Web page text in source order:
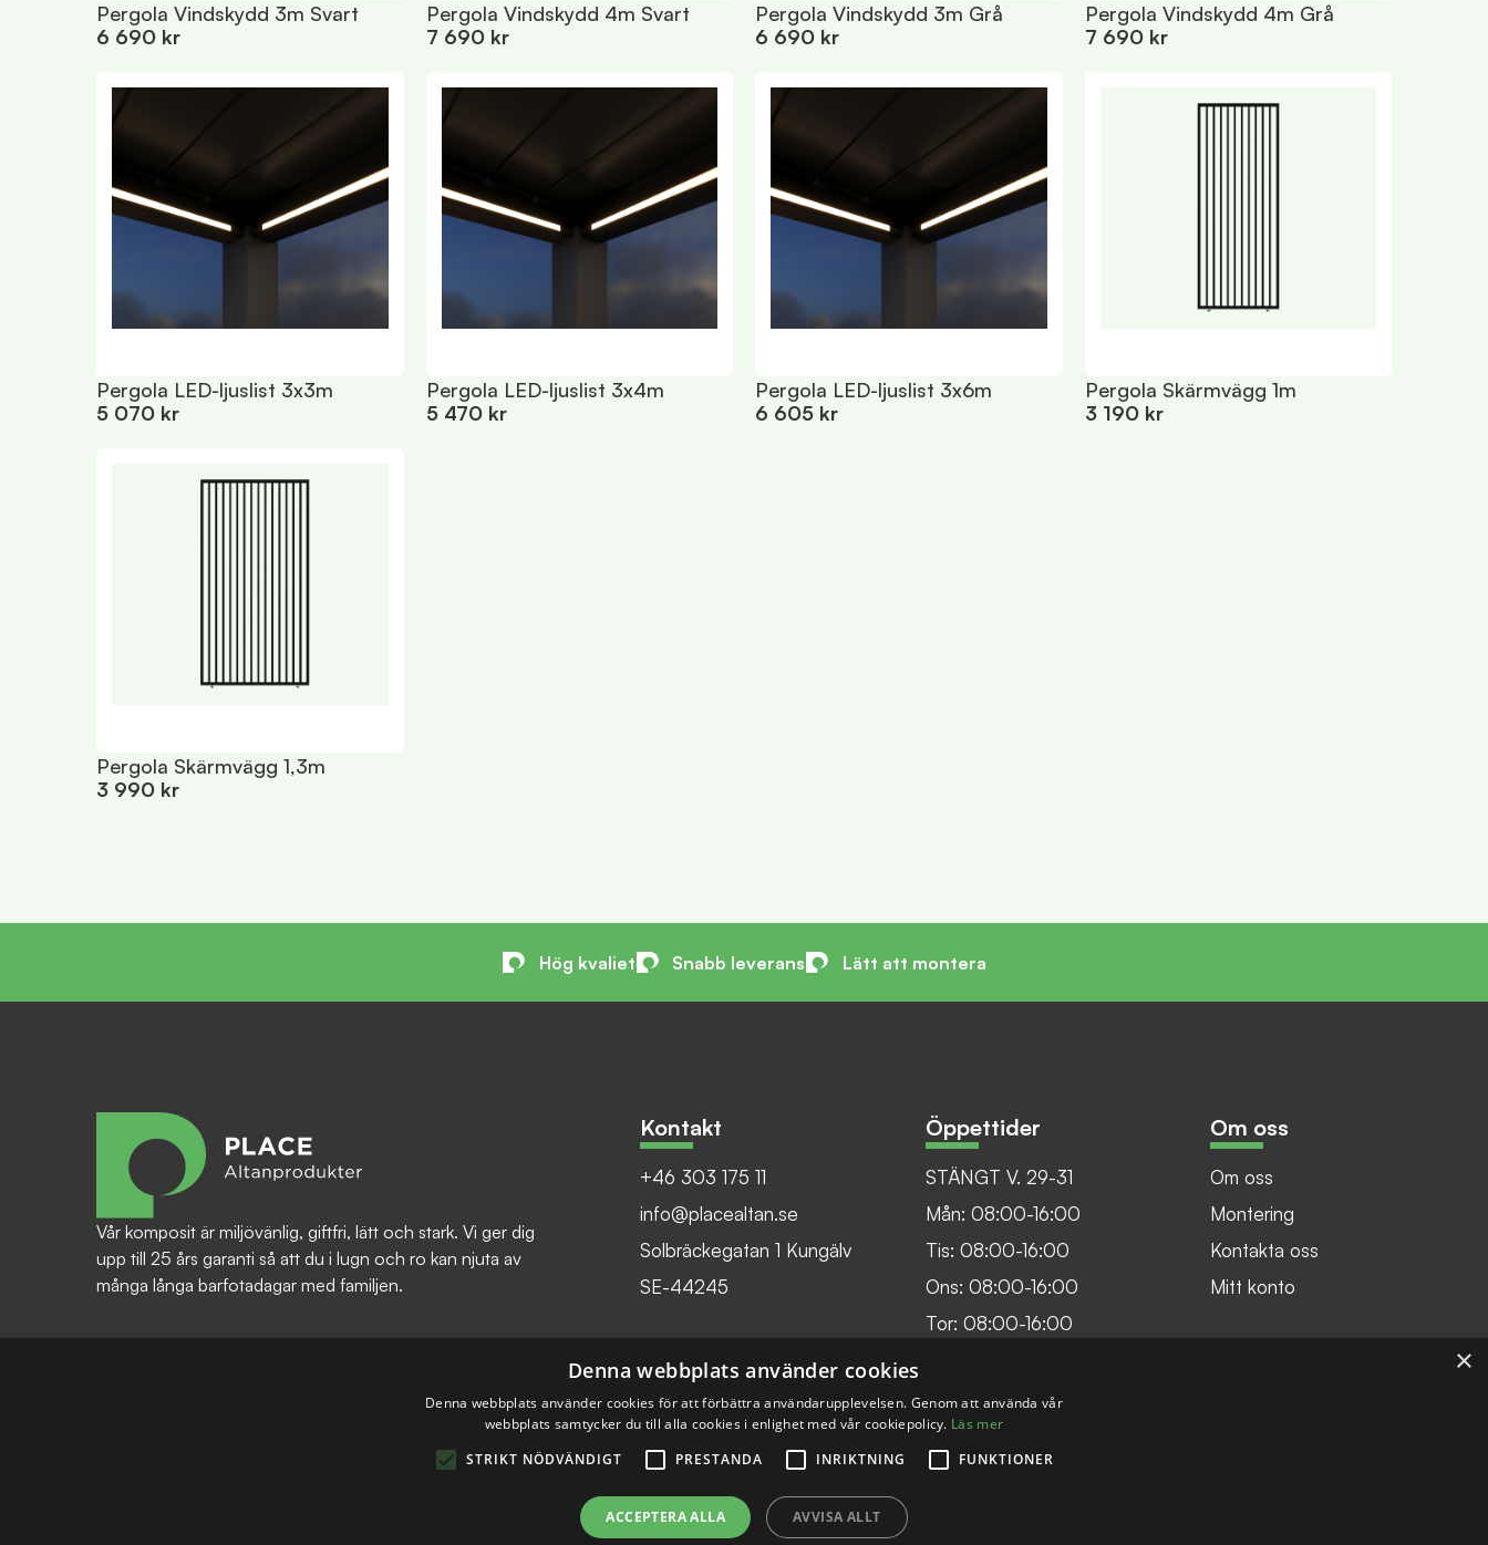
Pergola Vindskydd 3m Svart
6 690 kr
Pergola Vindskydd 4m Svart
7 690 kr
Pergola Vindskydd 3m Grå
6 690 kr
Pergola Vindskydd 4m Grå
7 690 kr
Pergola LED-ljuslist 3x3m
5 070 kr
Pergola LED-ljuslist 3x4m
5 470 kr
Pergola LED-ljuslist 3x6m
6 605 kr
Pergola Skärmvägg 1m
3 190 kr
Pergola Skärmvägg 1,3m
3 990 kr
Hög kvaliet Snabb leverans Lätt att montera
Vår komposit är miljövänlig, giftfri, lätt och stark. Vi ger dig
upp till 25 års garanti så att du i lugn och ro kan njuta av
många långa barfotadagar med familjen.
Kontakt
+46 303 175 11
info@placealtan.se
Solbräckegatan 1 Kungälv
SE-44245
Öppettider
STÄNGT V. 29-31
Mån: 08:00-16:00
Tis: 08:00-16:00
Ons: 08:00-16:00
Tor: 08:00-16:00
Om oss
Om oss
Montering
Kontakta oss
Mitt konto
×
Denna webbplats använder cookies
Denna webbplats använder cookies för att förbättra användarupplevelsen. Genom att använda vår
webbplats samtycker du till alla cookies i enlighet med vår cookiepolicy. Läs mer
STRIKT NÖDVÄNDIGT
PRESTANDA INRIKTNING FUNKTIONER
ACCEPTERA ALLA AVVISA ALLT